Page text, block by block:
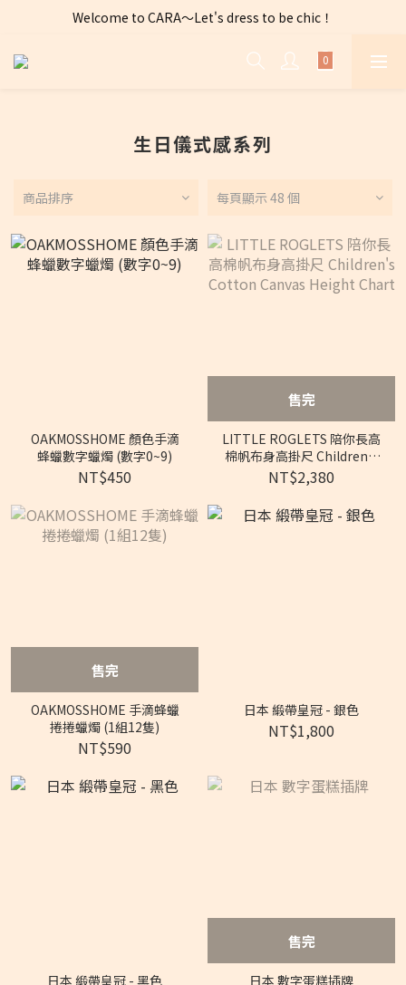
全店購物滿 $2500免運費～
Welcome to CARA～Let's dress to be chic！
全店購物滿 $2500免運費～
生日儀式感系列
商品排序 每頁顯示 48 個
OAKMOSSHOME 顏色手滴
蜂蠟數字蠟燭 (數字0~9)
NT$450
售完
LITTLE ROGLETS 陪你長高
棉帆布身高掛尺 Children's
Cotton Canvas Height
Chart
NT$2,380
售完
OAKMOSSHOME 手滴蜂蠟
捲捲蠟燭 (1組12隻)
NT$590
日本 緞帶皇冠 - 銀色
NT$1,800
日本 緞帶皇冠 - 黑色
售完
日本 數字蛋糕插牌